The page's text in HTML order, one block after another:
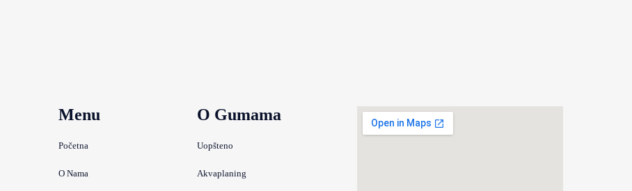
Menu
Početna
O Nama
O Gumama
Uopšteno
Akvaplaning